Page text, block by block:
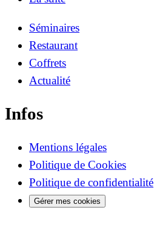
Séminaires
Restaurant
Coffrets
Actualité
Infos
Mentions légales
Politique de Cookies
Politique de confidentialité
Gérer mes cookies